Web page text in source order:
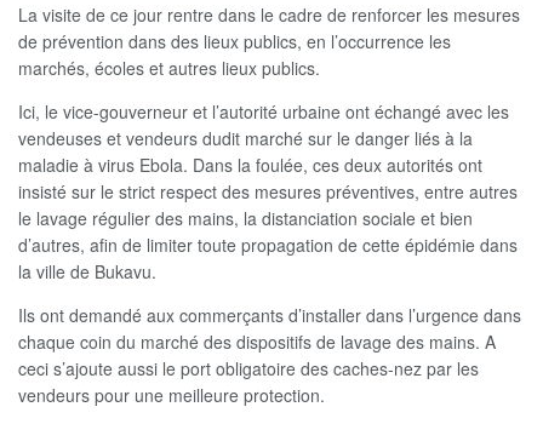
La visite de ce jour rentre dans le cadre de renforcer les mesures
de prévention dans des lieux publics, en l’occurrence les
marchés, écoles et autres lieux publics.
Ici, le vice-gouverneur et l’autorité urbaine ont échangé avec les
vendeuses et vendeurs dudit marché sur le danger liés à la
maladie à virus Ebola. Dans la foulée, ces deux autorités ont
insisté sur le strict respect des mesures préventives, entre autres
le lavage régulier des mains, la distanciation sociale et bien
d’autres, afin de limiter toute propagation de cette épidémie dans
la ville de Bukavu.
Ils ont demandé aux commerçants d’installer dans l’urgence dans
chaque coin du marché des dispositifs de lavage des mains. A
ceci s’ajoute aussi le port obligatoire des caches-nez par les
vendeurs pour une meilleure protection.